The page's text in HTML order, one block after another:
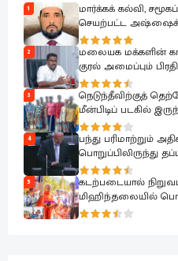
1
மார்க்கக் கல்வி,
செயற்பட்ட
பேரிழப்பாகும்;
ஆழ்ந்த கவலை.!
2
மலையக மக்களின்
குரல் அமைப்பும்
கலந்துரையாடல்
3
நெடுந்தீவிற்குத்
மீன்பிடிப் படகில்
கடற்படை பாதுகாப்பாக
4
பந்து பரிமாற்றும்
பொறுப்பிலிருந்து
ரவூப் ஹக்கீம் ஆவேசம்
5
கடற்படையால்
மிஹிந்தலையில்
கையளிக்கப்பட்டது